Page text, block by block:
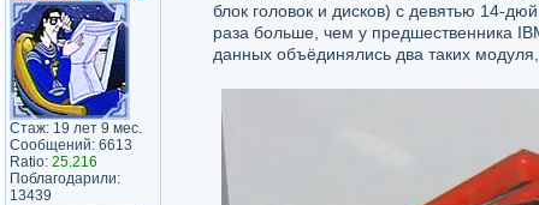
Стаж: 19 лет 9 мес.
Сообщений: 6613
Ratio: 25.216
Поблагодарили:
13439
блок головок и дисков) с девятью 14-
раза больше, чем у предшественника
данных объёдинялись два таких